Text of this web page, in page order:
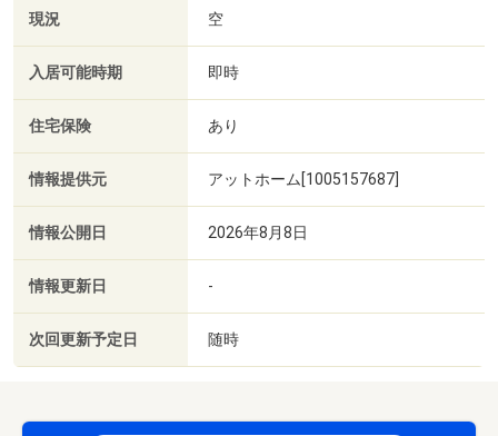
現況 空
入居可能時期 即時
住宅保険 あり
情報提供元 アットホーム[1005157687]
情報公開日 2026年8月8日
情報更新日 -
次回更新予定日 随時